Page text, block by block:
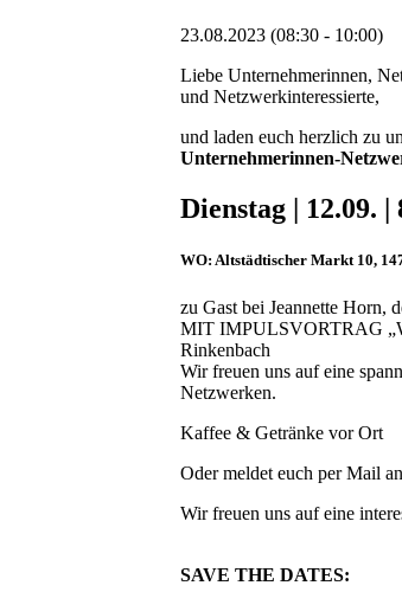
23.08.2023 (08:30 - 10:00)
Liebe Unternehmerinnen,
und Netzwerkinteressierte,
und laden euch herzlich zu
Unternehmerinnen-
Dienstag | 12.09. |
WO: Altstädtischer Markt 10,
zu Gast bei Jeannette Horn,
MIT IMPULSVORTRAG
Rinkenbach
Wir freuen uns auf eine
Netzwerken.
Kaffee & Getränke vor Ort
Oder meldet euch per Mail
Wir freuen uns auf eine
SAVE THE DATES: